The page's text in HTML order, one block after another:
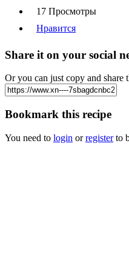
17 Просмотры
Нравится
Share it on your social
Or you can just copy and share
Bookmark this recipe
You need to login orregisterto